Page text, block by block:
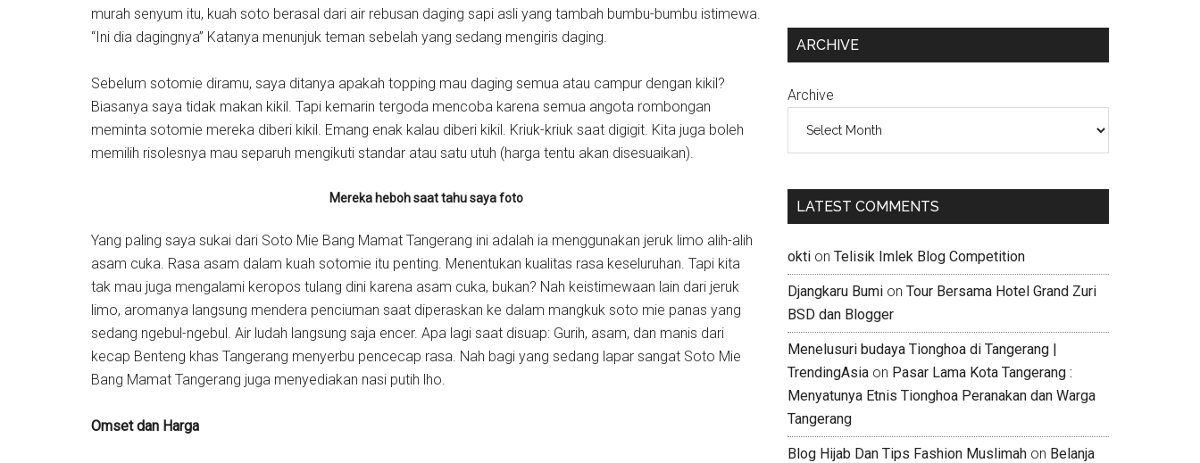
murah senyum itu, kuah soto berasal dari air rebusan daging sapi asli yang tambah bumbu-bumbu istimewa.
“Ini dia dagingnya” Katanya menunjuk teman sebelah yang sedang mengiris daging.
Sebelum sotomie diramu, saya ditanya apakah topping mau daging semua atau campur dengan kikil?
Biasanya saya tidak makan kikil. Tapi kemarin tergoda mencoba karena semua angota rombongan
meminta sotomie mereka diberi kikil. Emang enak kalau diberi kikil. Kriuk-kriuk saat digigit. Kita juga boleh
memilih risolesnya mau separuh mengikuti standar atau satu utuh (harga tentu akan disesuaikan).
Mereka heboh saat tahu saya foto
Yang paling saya sukai dari Soto Mie Bang Mamat Tangerang ini adalah ia menggunakan jeruk limo alih-alih
asam cuka. Rasa asam dalam kuah sotomie itu penting. Menentukan kualitas rasa keseluruhan. Tapi kita
tak mau juga mengalami keropos tulang dini karena asam cuka, bukan? Nah keistimewaan lain dari jeruk
limo, aromanya langsung mendera penciuman saat diperaskan ke dalam mangkuk soto mie panas yang
sedang ngebul-ngebul. Air ludah langsung saja encer. Apa lagi saat disuap: Gurih, asam, dan manis dari
kecap Benteng khas Tangerang menyerbu pencecap rasa. Nah bagi yang sedang lapar sangat Soto Mie
Bang Mamat Tangerang juga menyediakan nasi putih lho.
Omset dan Harga
ARCHIVE
Archive
LATEST COMMENTS
okti on Telisik Imlek Blog Competition
Djangkaru Bumi on Tour Bersama Hotel Grand Zuri
BSD dan Blogger
Menelusuri budaya Tionghoa di Tangerang |
TrendingAsia on Pasar Lama Kota Tangerang :
Menyatunya Etnis Tionghoa Peranakan dan Warga
Tangerang
Blog Hijab Dan Tips Fashion Muslimah on Belanja